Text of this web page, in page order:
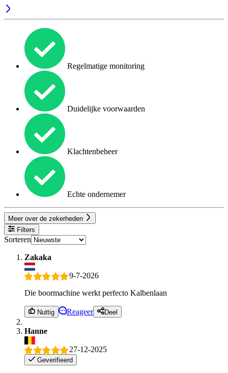
Regelmatige monitoring
Duidelijke voorwaarden
Klachtenbeheer
Echte ondernemer
Meer over de zekerheden
Filters
Sorteren
Zakaka
9-7-2026
Die boormachine werkt perfecto Kalbenlaan
Nuttig Reageer Deel
Hanne
27-12-2025
Geverifieerd